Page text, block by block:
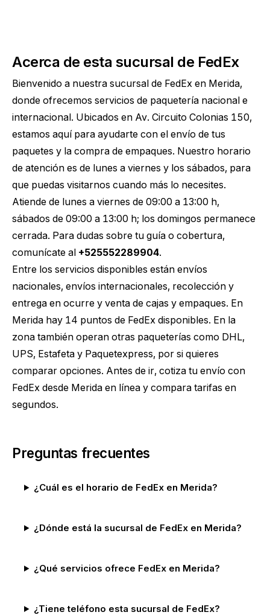
Acerca de esta sucursal de FedEx
Bienvenido a nuestra sucursal de FedEx en Merida,
donde ofrecemos servicios de paquetería nacional e
internacional. Ubicados en Av. Circuito Colonias 150,
estamos aquí para ayudarte con el envío de tus
paquetes y la compra de empaques. Nuestro horario
de atención es de lunes a viernes y los sábados, para
que puedas visitarnos cuando más lo necesites.
Atiende de lunes a viernes de 09:00 a 13:00 h,
sábados de 09:00 a 13:00 h; los domingos permanece
cerrada. Para dudas sobre tu guía o cobertura,
comunícate al +525552289904.
Entre los servicios disponibles están envíos
nacionales, envíos internacionales, recolección y
entrega en ocurre y venta de cajas y empaques. En
Merida hay 14 puntos de FedEx disponibles. En la
zona también operan otras paqueterías como DHL,
UPS, Estafeta y Paquetexpress, por si quieres
comparar opciones. Antes de ir, cotiza tu envío con
FedEx desde Merida en línea y compara tarifas en
segundos.
Preguntas frecuentes
¿Cuál es el horario de FedEx en Merida?
¿Dónde está la sucursal de FedEx en Merida?
¿Qué servicios ofrece FedEx en Merida?
¿Tiene teléfono esta sucursal de FedEx?